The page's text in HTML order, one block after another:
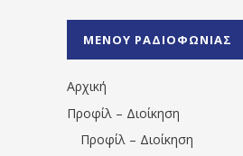
1531194763766854/"
ΜΕΝΟΥ ΡΑΔΙΟΦΩΝΙΑΣ
Αρχική
Προφίλ – Διοίκηση
Προφίλ – Διοίκηση